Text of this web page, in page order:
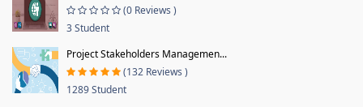
(0 Reviews )
3 Student
Project Stakeholders Managemen...
(132 Reviews )
1289 Student